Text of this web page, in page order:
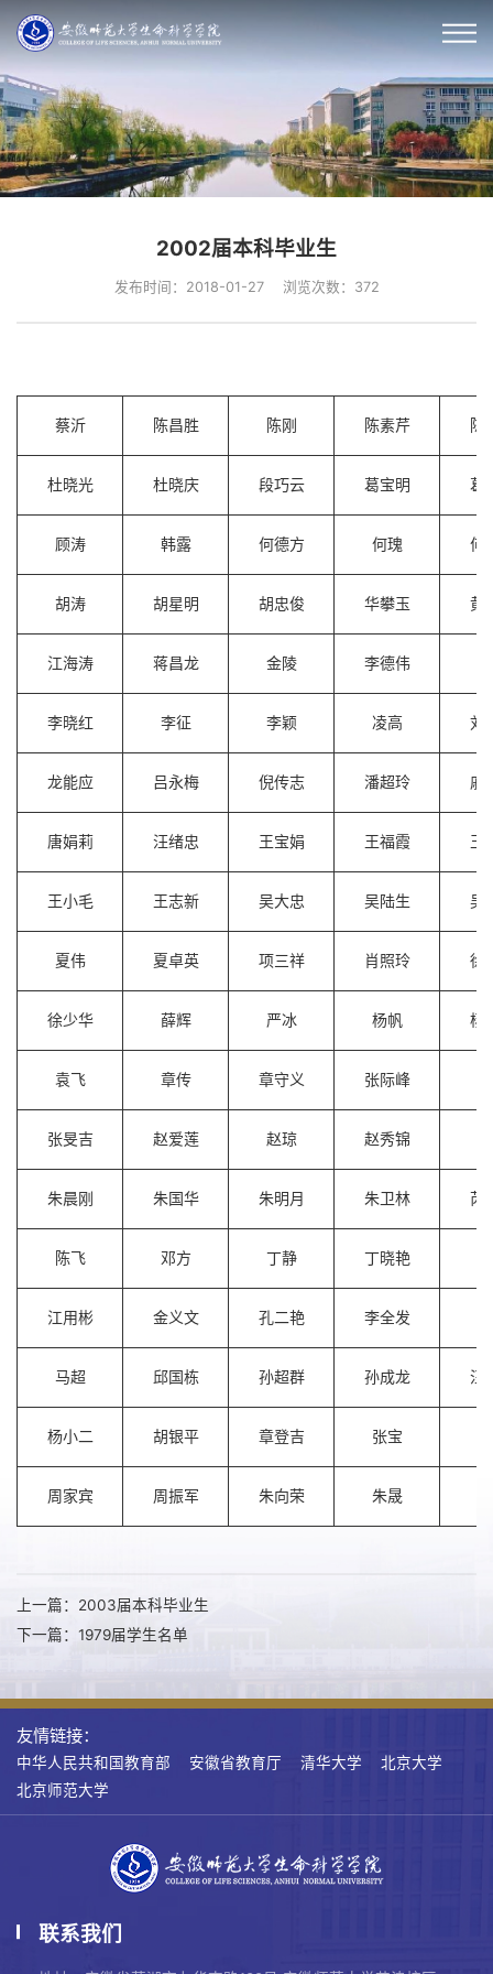
2002届本科毕业生
发布时间：2018-01-27 浏览次数： 372
蔡沂 陈昌胜 陈刚 陈素芹 陈
杜晓光 杜晓庆 段巧云 葛宝明 葛
顾涛 韩露 何德方 何瑰 何
胡涛 胡星明 胡忠俊 华攀玉 黄
江海涛 蒋昌龙 金陵 李德伟
李晓红 李征 李颖 凌高 刘
龙能应 吕永梅 倪传志 潘超玲 戚
唐娟莉 汪绪忠 王宝娟 王福霞 王
王小毛 王志新 吴大忠 吴陆生 吴
夏伟 夏卓英 项三祥 肖照玲 徐
徐少华 薛辉 严冰 杨帆 杨
袁飞 章传 章守义 张际峰
张旻吉 赵爱莲 赵琼 赵秀锦
朱晨刚 朱国华 朱明月 朱卫林 芮
陈飞 邓方 丁静 丁晓艳
江用彬 金义文 孔二艳 李全发
马超 邱国栋 孙超群 孙成龙 汪
杨小二 胡银平 章登吉 张宝
周家宾 周振军 朱向荣 朱晟
上一篇：2003届本科毕业生
下一篇：1979届学生名单
友情链接：
中华人民共和国教育部 安徽省教育厅 清华大学
北京大学
北京师范大学
联系我们